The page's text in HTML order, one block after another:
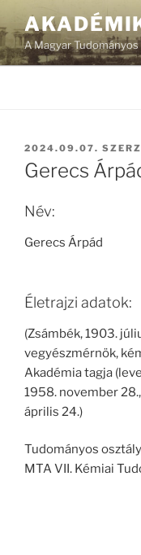
A Magyar
BEKÜLDVE:
2024.09.07.
Gerecs
Név:
Gerecs Árpád
Életrajzi adatok:
(Zsámbék, 1903.
vegyészmérnök,
Akadémia tagja
1958. november
április 24.)
Tudományos
MTA VII. Kémiai